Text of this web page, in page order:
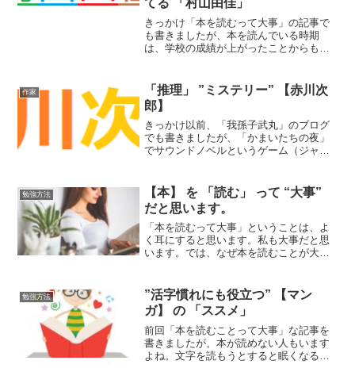
てる 「村山由佳」
きっかけ「本を読むって大事」の記事で
も書きましたが、本を読んでいる時期
は、学校の成績が上がったことからもし
本屋さんに行き、表紙だけで選び、この
本を購入したのがきっかけで...
作家
「推理」 ”ミステリー” 【赤川次
郎】
きっかけ以前、「我孫子武丸」のブログ
でも書きましたが、「かまいたちの夜」
でサウンドノベルというゲーム（ジャン
知っていましたが、自分で凸まではして
ませんでした。そんな中、...
勉強方法
【本】 を 「読む」 って “大事”
だと思います。
「本を読むって大事」ということは、よ
く耳にすると思います。私も大事だと思
います。では、なぜ本を読むことが大事
紹介しようと思います。①きっかけは、
学校の成績upまわりでド...
勉強方法
”活字慣れにも役立つ” 【マン
ガ】 の 「ススメ」
前回「本を読むことって大事」な記事を
書きましたが、本が読めない人もいます
よね。文字を読もうとすると眠くなる。